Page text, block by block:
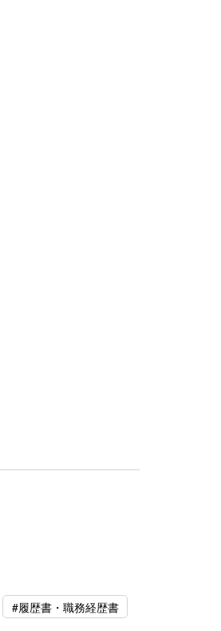
#履歴書・職務経歴書